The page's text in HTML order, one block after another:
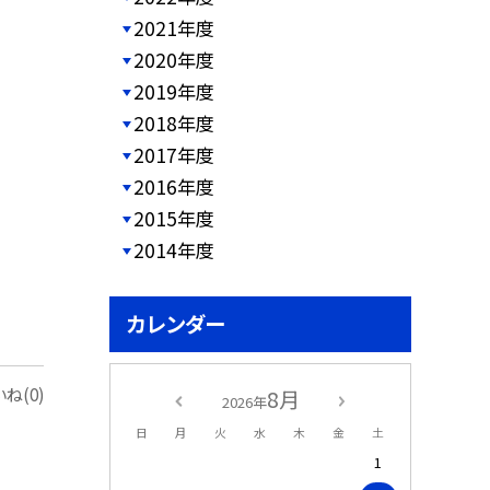
ね(0)
2021年度
2020年度
2019年度
2018年度
2017年度
2016年度
2015年度
2014年度
カレンダー
2026年8月
日 月 火 水 木 金 土
1